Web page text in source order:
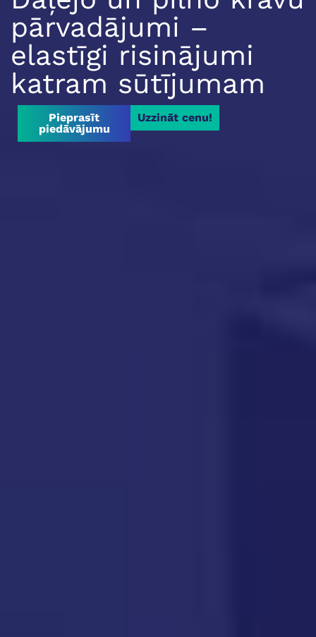
pārvadājumi –
elastīgi risinājumi
katram sūtījumam
Pieprasīt
piedāvājumu
Uzzināt cenu!